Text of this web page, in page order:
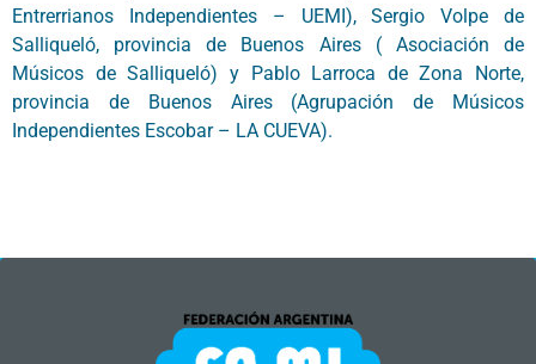
Entrerrianos Independientes – UEMI), Sergio Volpe de
Salliqueló, provincia de Buenos Aires ( Asociación de
Músicos de Salliqueló) y Pablo Larroca de Zona Norte,
provincia de Buenos Aires (Agrupación de Músicos
Independientes Escobar – LA CUEVA).